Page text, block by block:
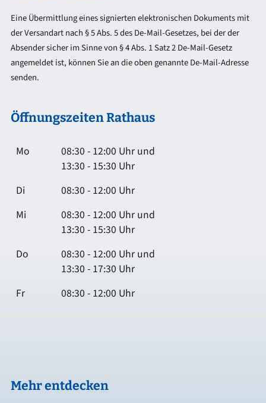
Eine Übermittlung eines signierten elektronischen Dokuments mit
der Versandart nach § 5 Abs. 5 des De-Mail-Gesetzes, bei der der
Absender sicher im Sinne von § 4 Abs. 1 Satz 2 De-Mail-Gesetz
angemeldet ist, können Sie an die oben genannte De-Mail-Adresse
senden.
Öffnungszeiten Rathaus
Mo
08:30 - 12:00 Uhr und
13:30 - 15:30 Uhr
Di
08:30 - 12:00 Uhr
Mi
08:30 - 12:00 Uhr und
13:30 - 15:30 Uhr
Do
08:30 - 12:00 Uhr und
13:30 - 17:30 Uhr
Fr
08:30 - 12:00 Uhr
Mehr entdecken